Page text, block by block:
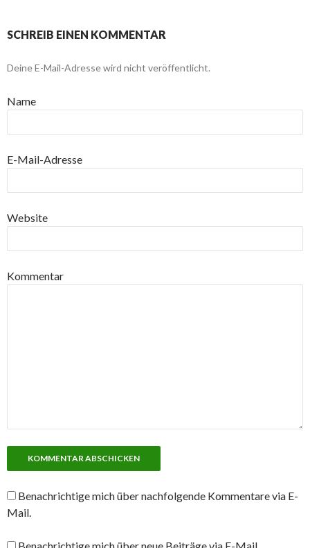
SCHREIB EINEN KOMMENTAR
Deine E-Mail-Adresse wird nicht veröffentlicht.
Name
E-Mail-Adresse
Website
Kommentar
Benachrichtige mich über nachfolgende Kommentare via E-
Mail.